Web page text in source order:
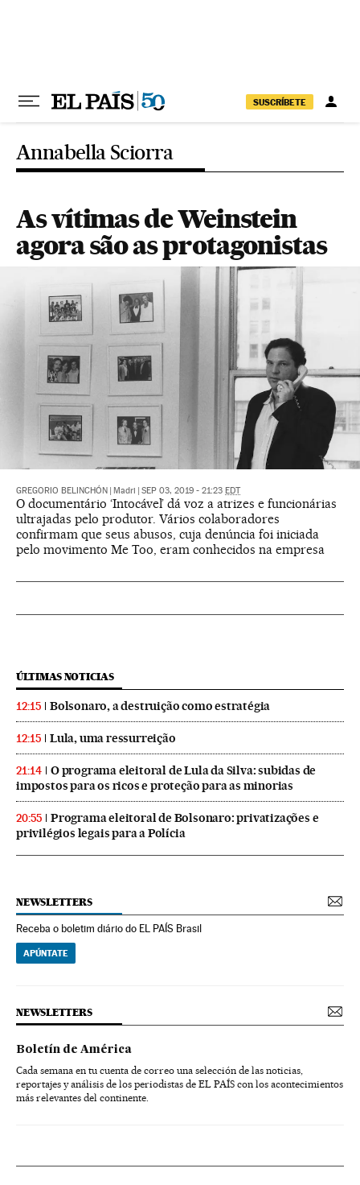
SUSCRÍBETE
Annabella Sciorra
As vítimas de Weinstein
agora são as protagonistas
GREGORIO BELINCHÓN Madri SEP 03, 2019 - 21:23 EDT
O documentário ‘Intocável’ dá voz a atrizes e funcionárias
ultrajadas pelo produtor. Vários colaboradores
confirmam que seus abusos, cuja denúncia foi iniciada
pelo movimento Me Too, eram conhecidos na empresa
ÚLTIMAS NOTICIAS
12:15 Bolsonaro, a destruição como estratégia
12:15 Lula, uma ressurreição
21:14
O programa eleitoral de Lula da Silva: subidas de
impostos para os ricos e proteção para as minorias
20:55
Programa eleitoral de Bolsonaro: privatizações e
privilégios legais para a Polícia
NEWSLETTERS
Receba o boletim diário do EL PAÍS Brasil
APÚNTATE
NEWSLETTERS
Boletín de América
Cada semana en tu cuenta de correo una selección de las noticias,
reportajes y análisis de los periodistas de EL PAÍS con los acontecimientos
más relevantes del continente.